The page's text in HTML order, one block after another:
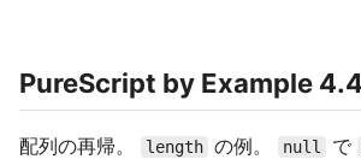
PureScript by Example 4.4
配列の再帰。 length の例。 null で